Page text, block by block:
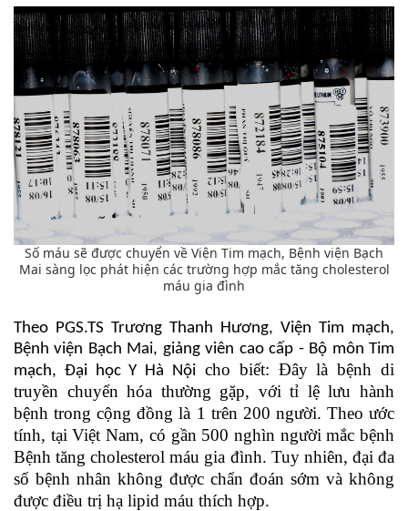
Số máu sẽ được chuyển về Viện Tim mạch, Bệnh viện Bạch
Mai sàng lọc phát hiện các trường hợp mắc tăng cholesterol
máu gia đình
Theo PGS.TS Trương Thanh Hương, Viện Tim mạch,
Bệnh viện Bạch Mai, giảng viên cao cấp - Bộ môn Tim
mạch, Đại học Y Hà Nội cho biết: Đây là bệnh di
truyền chuyển hóa thường gặp, với tỉ lệ lưu hành
bệnh trong cộng đồng là 1 trên 200 người. Theo ước
tính, tại Việt Nam, có gần 500 nghìn người mắc bệnh
Bệnh tăng cholesterol máu gia đình. Tuy nhiên, đại đa
số bệnh nhân không được chẩn đoán sớm và không
được điều trị hạ lipid máu thích hợp.